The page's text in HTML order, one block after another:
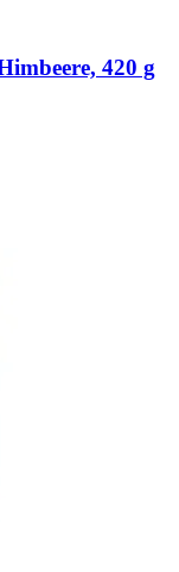
420 g